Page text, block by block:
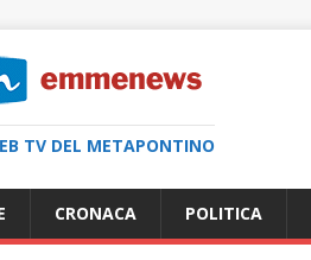
TV DEL METAPONTINO
CRONACA POLITICA